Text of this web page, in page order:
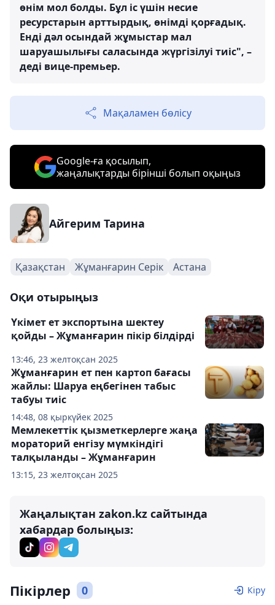
өнім мол болды. Бұл іс үшін несие
ресурстарын арттырдық, өнімді қорғадық.
Енді дәл осындай жұмыстар мал
шаруашылығы саласында жүргізілуі тиіс", –
деді вице-премьер.
Мақаламен бөлісу
Google-ға қосылып,
жаңалықтарды бірінші болып оқыңыз
Айгерим Тарина
Қазақстан Жұманғарин Серік Астана
Оқи отырыңыз
13:46, 23 желтоқсан 2025
Үкімет ет экспортына шектеу
қойды – Жұманғарин пікір білдірді
14:48, 08 қыркүйек 2025
Жұманғарин ет пен картоп бағасы
жайлы: Шаруа еңбегінен табыс
табуы тиіс
13:15, 23 желтоқсан 2025
Мемлекеттік қызметкерлерге жаңа
мораторий енгізу мүмкіндігі
талқыланды – Жұманғарин
Жаңалықтан zakon.kz сайтында
хабардар болыңыз:
Пікірлер 0 Кіру